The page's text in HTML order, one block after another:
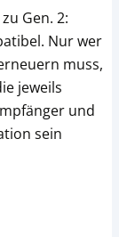
Gen. 2:
Nur wer
muss,
jeweils
und
sein